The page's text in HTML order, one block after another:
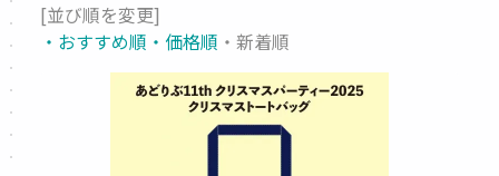
[並び順を変更]
・おすすめ順 ・価格順 ・新着順